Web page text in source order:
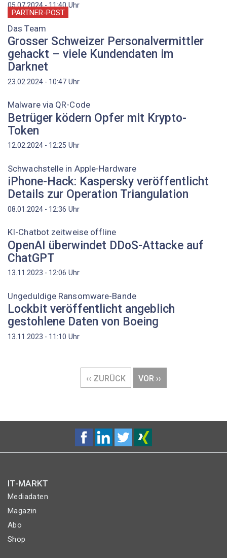
05.07.2024 - 11:40Uhr
PARTNER-POST
Das Team
Grosser Schweizer Personalvermittler
gehackt – viele Kundendaten im
Darknet
23.02.2024 - 10:47 Uhr
Malware via QR-Code
Betrüger ködern Opfer mit Krypto-
Token
12.02.2024 - 12:25 Uhr
Schwachstelle in Apple-Hardware
iPhone-Hack: Kaspersky veröffentlicht
Details zur Operation Triangulation
08.01.2024 - 12:36 Uhr
KI-Chatbot zeitweise offline
OpenAI überwindet DDoS-Attacke auf
ChatGPT
13.11.2023 - 12:06 Uhr
Ungeduldige Ransomware-Bande
Lockbit veröffentlicht angeblich
gestohlene Daten von Boeing
13.11.2023 - 11:10 Uhr
VORHERIGE
SEITE
‹‹ ZURÜCK
NÄCHSTE
SEITE
VOR ››
IT-MARKT
Mediadaten
Magazin
Abo
Shop